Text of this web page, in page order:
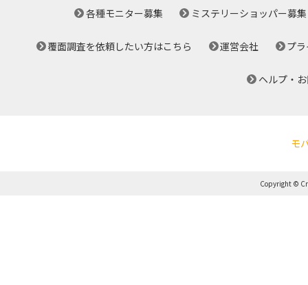
各種モニター募集 ミステリーショッパー募集
覆面調査を依頼したい方はこちら 運営会社 プ
ヘルプ・
モ
Copyright ©